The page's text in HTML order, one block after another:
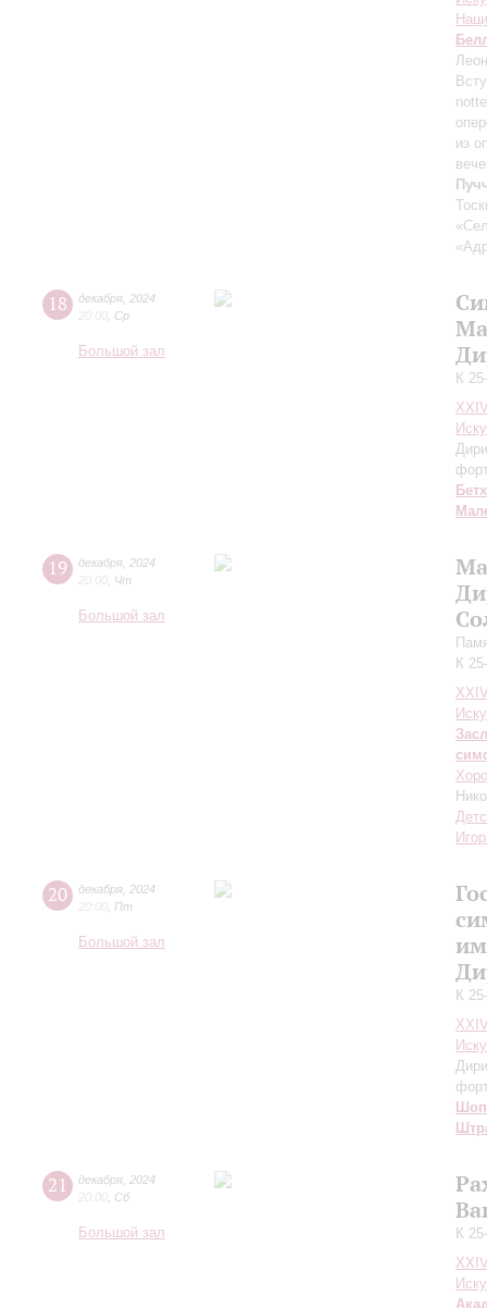
из
18 декабря 2024
20:00 Ср
Большой зал
К
19 декабря 2024
20:00 Чт
Большой зал
К
20 декабря 2024
20:00 Пт
Большой зал
К
21 декабря 2024
20:00 Сб
Большой зал
К